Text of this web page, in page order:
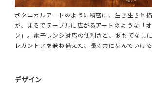
ボタニカルアートのように精密に、生き生きと
が、まるでテーブルに広がるアートのような「
ン」。電子レンジ対応の便利さと、おもてなし
レガントさを兼ね備えた、長く共に歩んでいける
デザイン